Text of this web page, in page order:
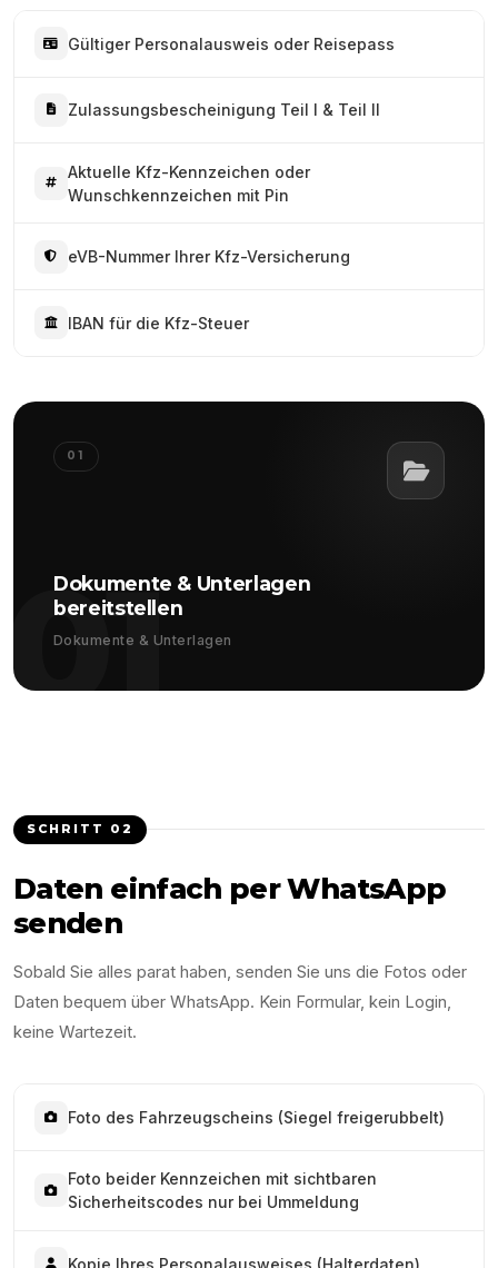
Gültiger Personalausweis oder Reisepass
Zulassungsbescheinigung Teil I & Teil II
Aktuelle Kfz-Kennzeichen oder
Wunschkennzeichen mit Pin
eVB-Nummer Ihrer Kfz-Versicherung
IBAN für die Kfz-Steuer
01
01
Dokumente & Unterlagen
bereitstellen
Dokumente & Unterlagen
SCHRITT 02
Daten einfach per WhatsApp
senden
Sobald Sie alles parat haben, senden Sie uns die Fotos oder
Daten bequem über WhatsApp. Kein Formular, kein Login,
keine Wartezeit.
Foto des Fahrzeugscheins (Siegel freigerubbelt)
Foto beider Kennzeichen mit sichtbaren
Sicherheitscodes nur bei Ummeldung
Kopie Ihres Personalausweises (Halterdaten)